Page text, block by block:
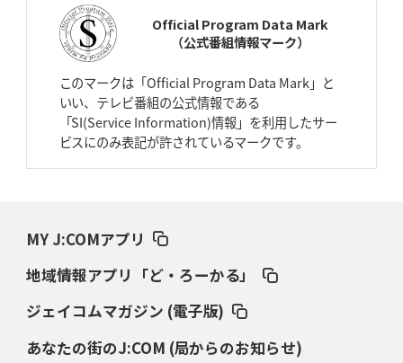
スティーラーズ、名門復活の足音
2026年4月2日(木)更新
2026年3月26日(木)更新
AZ-COM丸和、リーグワンへ参入決定 「フィールド丸ごと計測機器」の
ダイナボアーズ、“逆輸入SO”三宅駿
「ニュージーランドのフレア（閃
2026年3月5日(木)更新
Official Program Data Mark
（公式番組情報マーク）
このマークは「Official Program Data Mark」と
いい、テレビ番組の公式情報である
「SI(Service Information)情報」を利用したサー
ビスにのみ表記が許されているマークです。
MY J:COMアプリ
地域情報アプリ「ど・ろーかる」
ジェイコムマガジン (電子版)
あなたの街のJ:COM (局からのお知らせ)